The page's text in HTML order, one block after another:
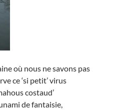
où nous ne savons pas
ce ‘si petit’ virus
costaud’
de fantaisie,